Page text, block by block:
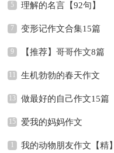
理解的名言【92句】
变形记作文合集15篇
【推荐】哥哥作文8篇
生机勃勃的春天作文
做最好的自己作文15篇
爱我的妈妈作文
我的动物朋友作文【精】